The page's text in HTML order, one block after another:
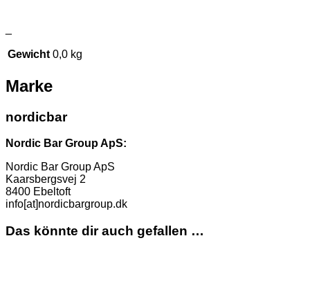
Gewicht 0,0 kg
Marke
nordicbar
Nordic Bar Group ApS:
Nordic Bar Group ApS
Kaarsbergsvej 2
8400 Ebeltoft
info[at]nordicbargroup.dk
Das könnte dir auch gefallen …